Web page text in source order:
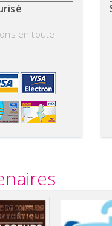
en toute